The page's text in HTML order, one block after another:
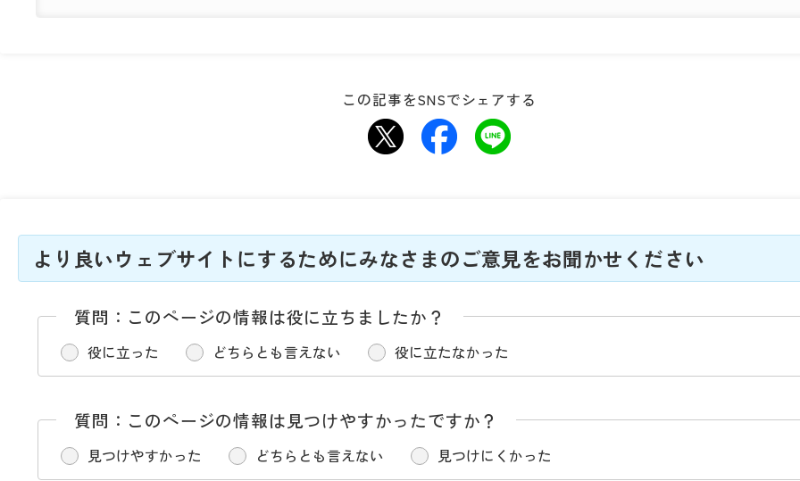
この記事をSNSでシェアする
より良いウェブサイトにするためにみなさまのご意見をお聞かせください
質問：このページの情報は役に立ちましたか？
役に立った どちらとも言えない 役に立たなかった
質問：このページの情報は見つけやすかったですか？
見つけやすかった どちらとも言えない 見つけにくかった